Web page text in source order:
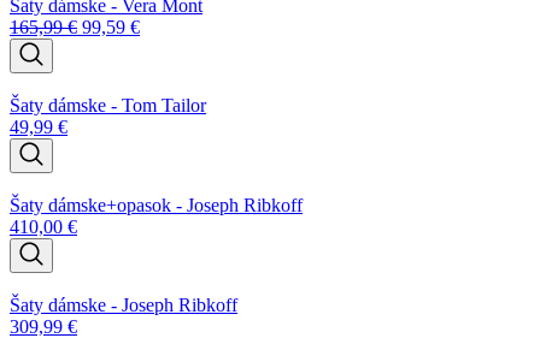
Šaty dámske - Vera Mont
165,99€ 99,59 €
Šaty dámske - Tom Tailor
49,99 €
Šaty dámske+opasok - Joseph Ribkoff
410,00 €
Šaty dámske - Joseph Ribkoff
309,99 €